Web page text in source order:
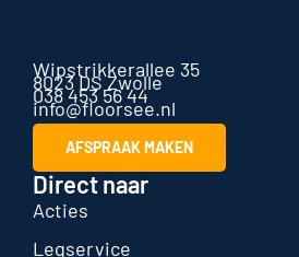
Wipstrikkerallee 35
8023 DS Zwolle
038 453 56 44
info@floorsee.nl
AFSPRAAK MAKEN
Direct naar
Acties
Legservice